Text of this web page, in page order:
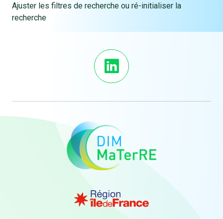
Ajuster les filtres de recherche ou ré-initialiser la
recherche